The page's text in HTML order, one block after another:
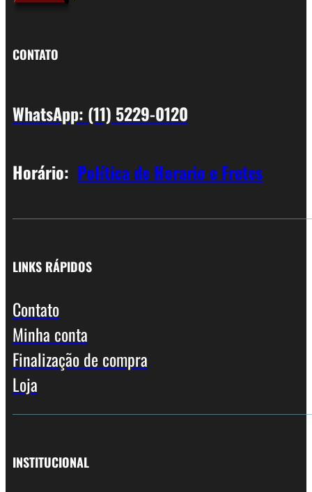
CONTATO
WhatsApp: (11) 5229-0120
Horário: Política de Horario e Fretes
LINKS RÁPIDOS
Contato
Minha conta
Finalização de compra
Loja
INSTITUCIONAL